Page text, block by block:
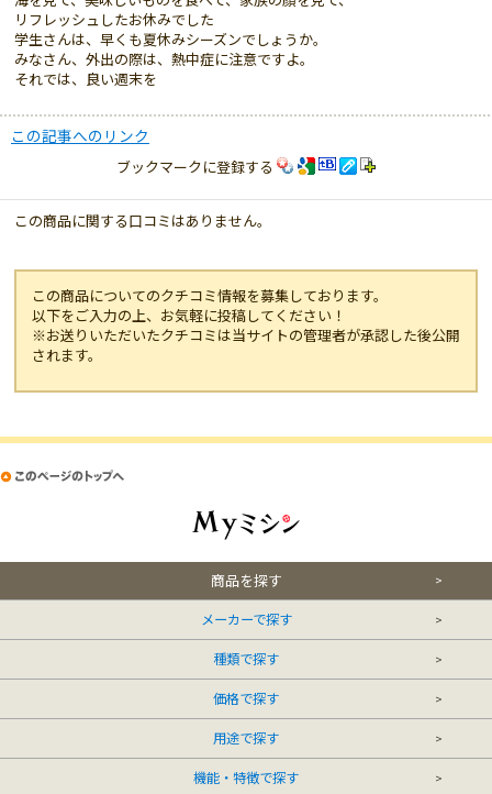
リフレッシュしたお休みでした
学生さんは、早くも夏休みシーズンでしょうか。
みなさん、外出の際は、熱中症に注意ですよ。
それでは、良い週末を
この記事へのリンク
ブックマークに登録する
この商品に関する口コミはありません。
この商品についてのクチコミ情報を募集しております。
以下をご入力の上、お気軽に投稿してください！
※お送りいただいたクチコミは当サイトの管理者が承認した後公開
されます。
商品を探す
メーカーで探す
種類で探す
価格で探す
用途で探す
機能・特徴で探す